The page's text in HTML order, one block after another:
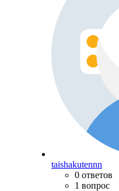
taishakutennn
0 ответов
1 вопрос